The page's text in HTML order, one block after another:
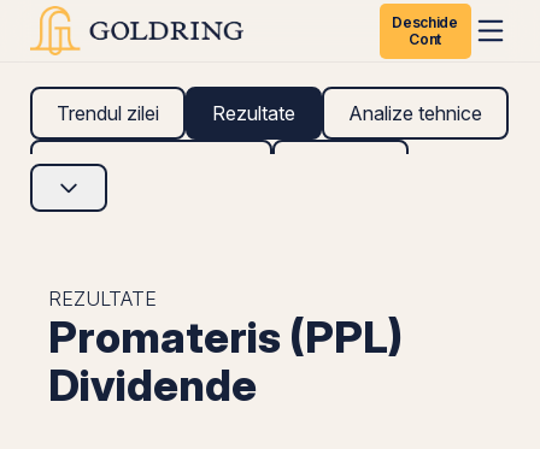
Deschide
Cont
Trendul zilei Rezultate Analize tehnice
Analize fundamentale
REZULTATE
Promateris (PPL)
Dividende